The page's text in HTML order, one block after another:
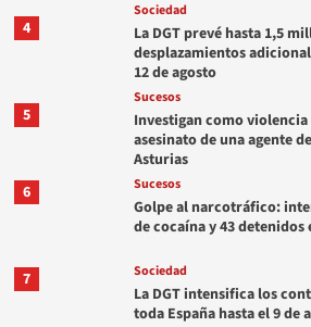
4
Sociedad
La DGT prevé hasta 1,5
desplazamientos
12 de agosto
5
Sucesos
Investigan como violencia
asesinato de una agente
Asturias
6
Sucesos
Golpe al narcotráfico:
de cocaína y 43 detenidos
7 Sociedad
La DGT intensifica los
toda España hasta el 9 de